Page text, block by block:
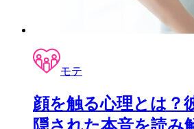
モテ
顔を触る心理とは？